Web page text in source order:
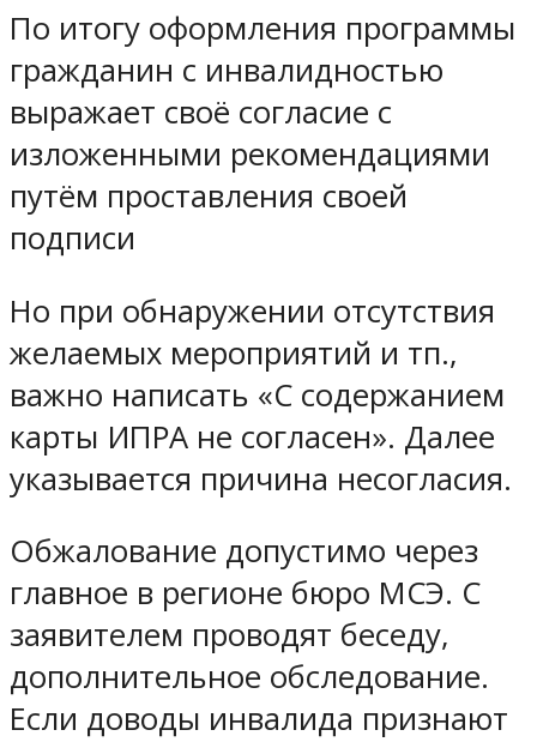
По итогу оформления программы
гражданин с инвалидностью
выражает своё согласие с
изложенными рекомендациями
путём проставления своей
подписи
Но при обнаружении отсутствия
желаемых мероприятий и тп.,
важно написать «С содержанием
карты ИПРА не согласен». Далее
указывается причина несогласия.
Обжалование допустимо через
главное в регионе бюро МСЭ. С
заявителем проводят беседу,
дополнительное обследование.
Если доводы инвалида признают